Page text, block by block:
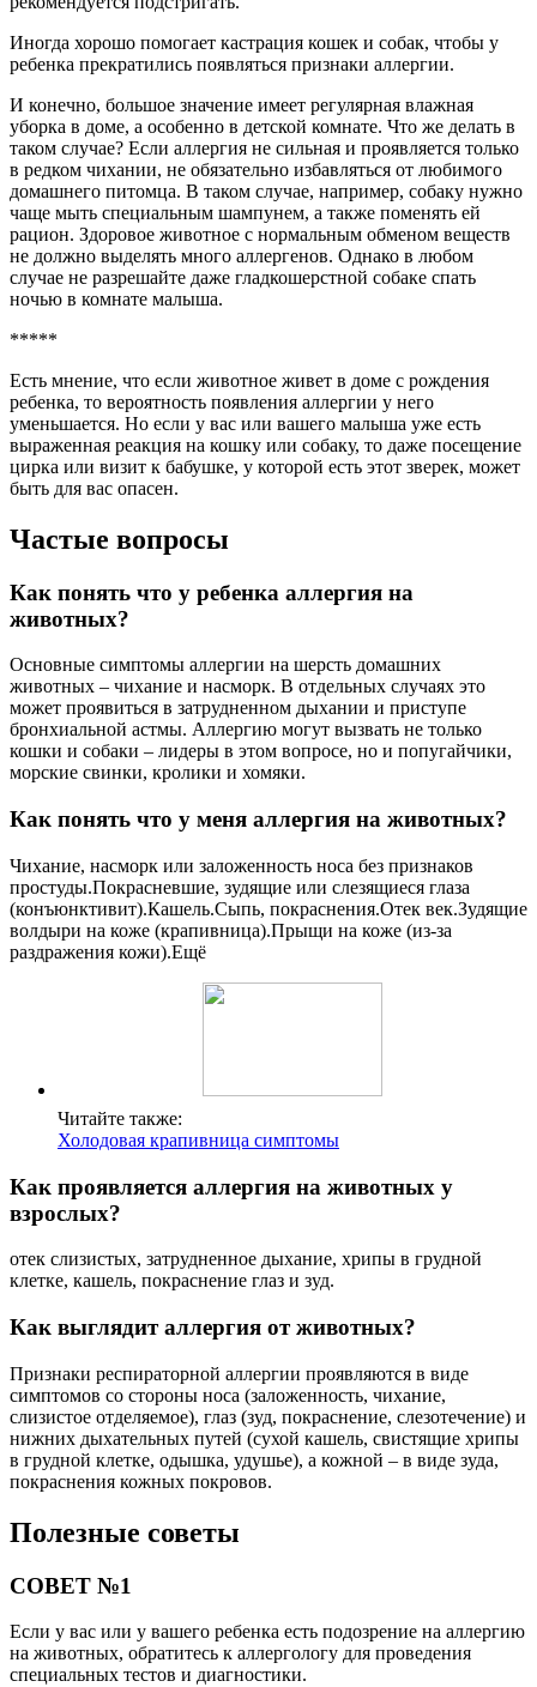
Иногда хорошо помогает кастрация кошек и собак, чтобы у
ребенка прекратились появляться признаки аллергии.
И конечно, большое значение имеет регулярная влажная
уборка в доме, а особенно в детской комнате. Что же делать в
таком случае? Если аллергия не сильная и проявляется только
в редком чихании, не обязательно избавляться от любимого
домашнего питомца. В таком случае, например, собаку нужно
чаще мыть специальным шампунем, а также поменять ей
рацион. Здоровое животное с нормальным обменом веществ
не должно выделять много аллергенов. Однако в любом
случае не разрешайте даже гладкошерстной собаке спать
ночью в комнате малыша.
*****
Есть мнение, что если животное живет в доме с рождения
ребенка, то вероятность появления аллергии у него
уменьшается. Но если у вас или вашего малыша уже есть
выраженная реакция на кошку или собаку, то даже посещение
цирка или визит к бабушке, у которой есть этот зверек, может
быть для вас опасен.
Частые вопросы
Как понять что у ребенка аллергия на
животных?
Основные симптомы аллергии на шерсть домашних
животных – чихание и насморк. В отдельных случаях это
может проявиться в затрудненном дыхании и приступе
бронхиальной астмы. Аллергию могут вызвать не только
кошки и собаки – лидеры в этом вопросе, но и попугайчики,
морские свинки, кролики и хомяки.
Как понять что у меня аллергия на животных?
Чихание, насморк или заложенность носа без признаков
простуды.Покрасневшие, зудящие или слезящиеся глаза
(конъюнктивит).Кашель.Сыпь, покраснения.Отек век.Зудящие
волдыри на коже (крапивница).Прыщи на коже (из-за
раздражения кожи).Ещё
Читайте также:
Холодовая крапивница симптомы
Как проявляется аллергия на животных у
взрослых?
отек слизистых, затрудненное дыхание, хрипы в грудной
клетке, кашель, покраснение глаз и зуд.
Как выглядит аллергия от животных?
Признаки респираторной аллергии проявляются в виде
симптомов со стороны носа (заложенность, чихание,
слизистое отделяемое), глаз (зуд, покраснение, слезотечение) и
нижних дыхательных путей (сухой кашель, свистящие хрипы
в грудной клетке, одышка, удушье), а кожной – в виде зуда,
покраснения кожных покровов.
Полезные советы
СОВЕТ №1
Если у вас или у вашего ребенка есть подозрение на аллергию
на животных, обратитесь к аллергологу для проведения
специальных тестов и диагностики.